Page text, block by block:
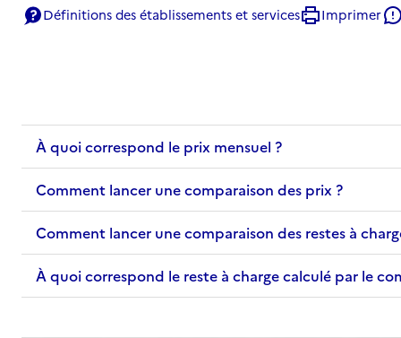
Contact
Site internet
Voir les prix et prestations
Source des données : Finess n° 090782616
EHPAD L'Orée du bois
Définitions des établissements et services Imprimer
À quoi correspond le prix mensuel ?
Comment lancer une comparaison des prix ?
Comment lancer une comparaison des restes à
À quoi correspond le reste à charge calculé par le